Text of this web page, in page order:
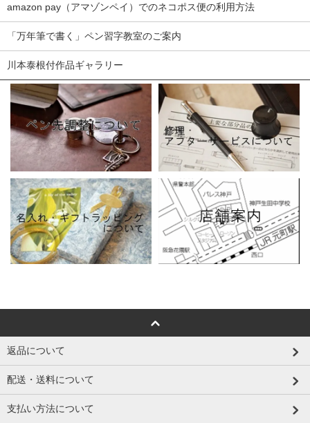
amazon pay（アマゾンペイ）でのネコポス便の利用方法
「万年筆で書く」ペン習字教室のご案内
川本泰根付作品ギャラリー
返品について
配送・送料について
支払い方法について